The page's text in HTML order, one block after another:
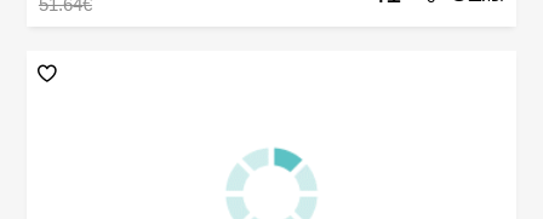
51.64€